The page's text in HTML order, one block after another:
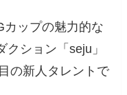
ップの魅力的な
ション「seju」
の新人タレントで